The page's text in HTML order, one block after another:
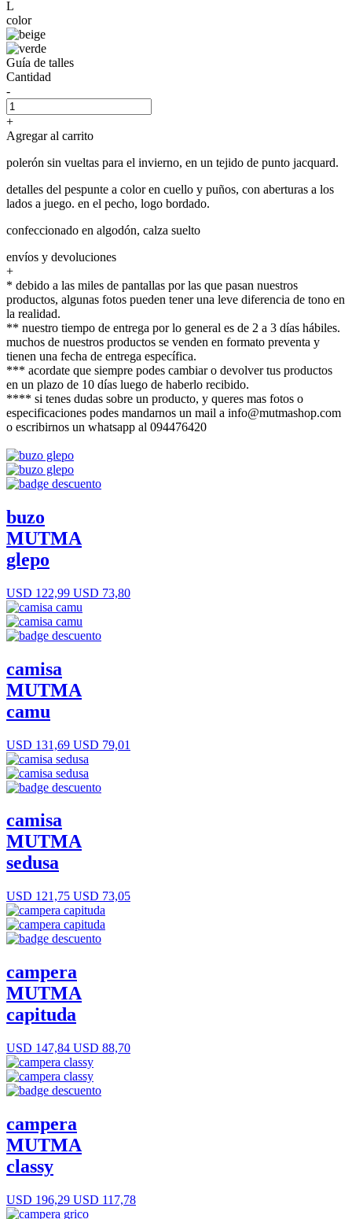
L
color
Guía de talles
Cantidad
-
+
Agregar al carrito
polerón sin vueltas para el invierno, en un tejido de punto jacquard.
detalles del pespunte a color en cuello y puños, con aberturas a los
lados a juego. en el pecho, logo bordado.
confeccionado en algodón, calza suelto
envíos y devoluciones
+
* debido a las miles de pantallas por las que pasan nuestros
productos, algunas fotos pueden tener una leve diferencia de tono en
la realidad.
** nuestro tiempo de entrega por lo general es de 2 a 3 días hábiles.
muchos de nuestros productos se venden en formato preventa y
tienen una fecha de entrega específica.
*** acordate que siempre podes cambiar o devolver tus productos
en un plazo de 10 días luego de haberlo recibido.
**** si tenes dudas sobre un producto, y queres mas fotos o
especificaciones podes mandarnos un mail a info@mutmashop.com
o escribirnos un whatsapp al 094476420
buzo
MUTMA
glepo
USD 122,99 USD 73,80
camisa
MUTMA
camu
USD 131,69 USD 79,01
camisa
MUTMA
sedusa
USD 121,75 USD 73,05
campera
MUTMA
capituda
USD 147,84 USD 88,70
campera
MUTMA
classy
USD 196,29 USD 117,78